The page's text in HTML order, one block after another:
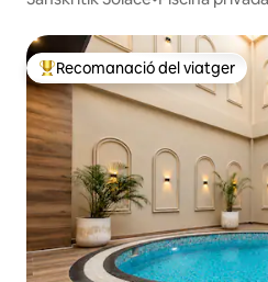
Principals recomanacions dels
Recomanació del viatger